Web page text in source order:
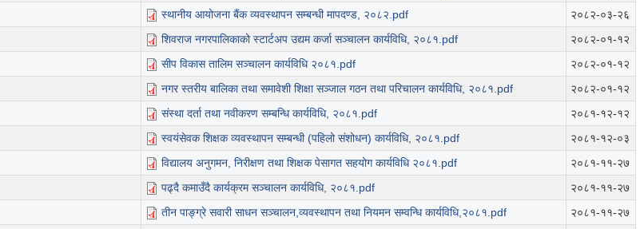
स्थानीय आयोजना बैंक व्यवस्थापन सम्बन्धी मापदण्ड, २०८२.pdf
२०८२-०३-२६
शिवराज नगरपालिकाको स्टार्टअप उद्यम कर्जा सञ्चालन कार्यविधि, २०८१.pdf
२०८२-०१-१२
सीप विकास तालिम सञ्चालन कार्यविधि २०८१.pdf
२०८२-०१-१२
नगर स्तरीय बालिका तथा समावेशी शिक्षा सञ्जाल गठन तथा परिचालन कार्यविधि, २०८१.pdf
२०८२-०१-१२
संस्था दर्ता तथा नवीकरण सम्बन्धि कार्यविधि, २०८१.pdf
२०८१-१२-१२
स्वयंसेवक शिक्षक व्यवस्थापन सम्बन्धी (पहिलो संशोधन) कार्यविधि, २०८१.pdf
२०८१-१२-०३
विद्यालय अनुगमन, निरीक्षण तथा शिक्षक पेसागत सहयोग कार्यविधि २०८१.pdf
२०८१-११-२७
पढ्दै कमाउँदै कार्यक्रम सञ्चालन कार्यविधि, २०८१.pdf
२०८१-११-२७
तीन पाङ्ग्रे सवारी साधन सञ्चालन,व्यवस्थापन तथा नियमन सम्वन्धि कार्यविधि,२०८१.pdf
२०८१-११-२७